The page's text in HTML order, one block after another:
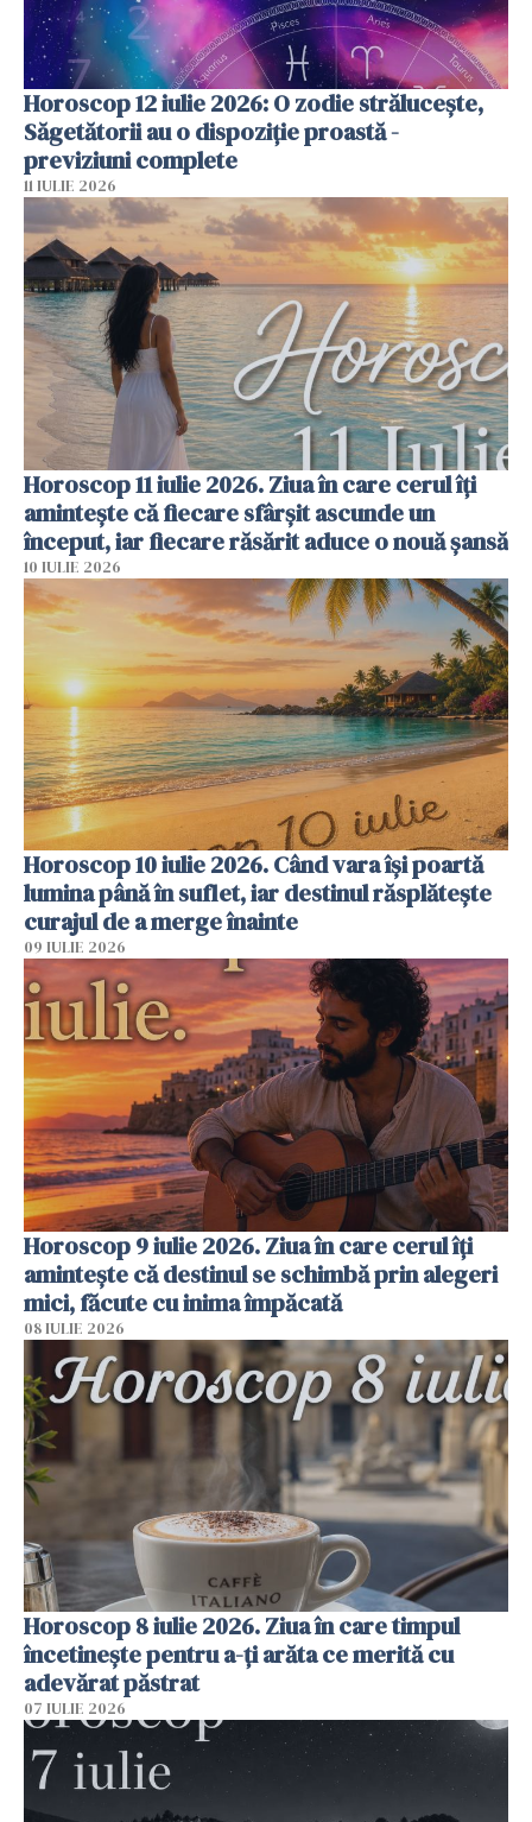
Horoscop 12 iulie 2026: O zodie strălucește,
Săgetătorii au o dispoziție proastă -
previziuni complete
11 IULIE 2026
Horoscop 11 iulie 2026. Ziua în care cerul îți
amintește că fiecare sfârșit ascunde un
început, iar fiecare răsărit aduce o nouă șansă
10 IULIE 2026
Horoscop 10 iulie 2026. Când vara își poartă
lumina până în suflet, iar destinul răsplătește
curajul de a merge înainte
09 IULIE 2026
Horoscop 9 iulie 2026. Ziua în care cerul îți
amintește că destinul se schimbă prin alegeri
mici, făcute cu inima împăcată
08 IULIE 2026
Horoscop 8 iulie 2026. Ziua în care timpul
încetinește pentru a-ți arăta ce merită cu
adevărat păstrat
07 IULIE 2026